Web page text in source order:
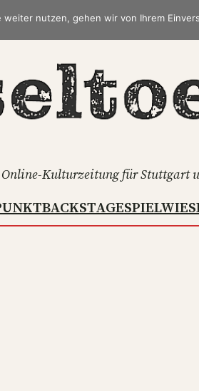
Kulturzeitung für Stuttgart
BACKSTAGE
nutzen, gehen wir von Ihrem